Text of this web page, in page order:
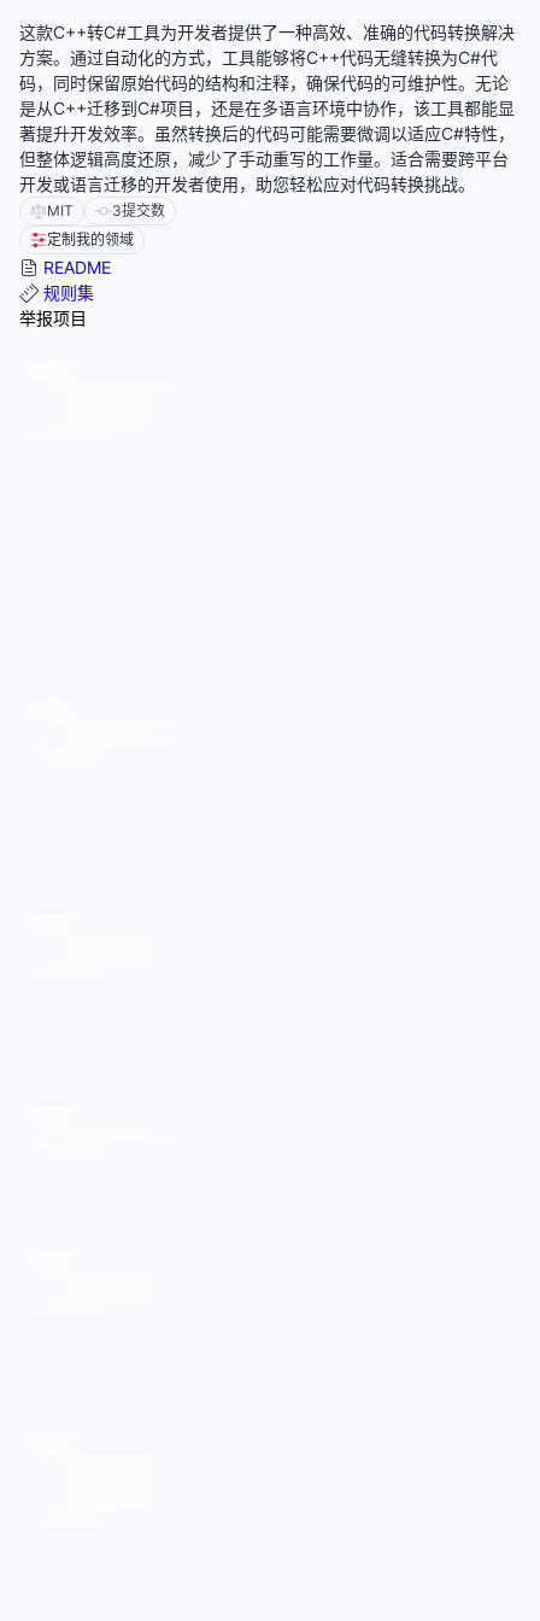
这款C++转C#工具为开发者提供了一种高效、准确的代码转换解决
方案。通过自动化的方式，工具能够将C++代码无缝转换为C#代
码，同时保留原始代码的结构和注释，确保代码的可维护性。无论
是从C++迁移到C#项目，还是在多语言环境中协作，该工具都能显
著提升开发效率。虽然转换后的代码可能需要微调以适应C#特性，
但整体逻辑高度还原，减少了手动重写的工作量。适合需要跨平台
开发或语言迁移的开发者使用，助您轻松应对代码转换挑战。
MIT 3提交数
定制我的领域
README
规则集
举报项目